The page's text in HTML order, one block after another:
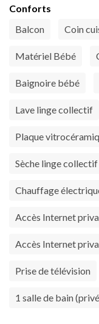
Conforts
Balcon
Coin
Matériel Bébé
Baignoire bébé
Lave linge collectif
Plaque
Sèche linge collectif
Chauffage
Accès Internet
Accès Internet
Prise de télévision
1 salle de bain